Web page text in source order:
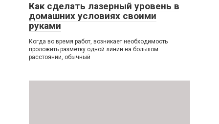
Как сделать лазерный уровень в
домашних условиях своими
руками
Когда во время работ, возникает необходимость
проложить разметку одной линии на большом
расстоянии, обычный